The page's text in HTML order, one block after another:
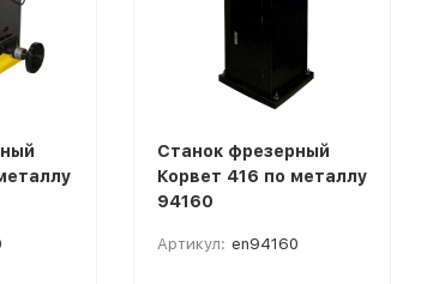
Станок фрезерный
Корвет 416 по металлу
94160
Артикул: en94160